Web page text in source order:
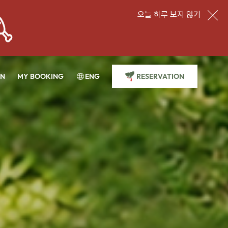
MY BOOKING ENG RESERVATION
오늘 하루 보지 않기